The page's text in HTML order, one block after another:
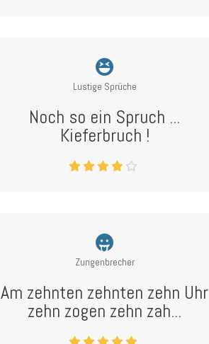
Lustige Sprüche
Noch so ein Spruch ...
Kieferbruch !
Zungenbrecher
Am zehnten zehnten zehn Uhr
zehn zogen zehn zah...